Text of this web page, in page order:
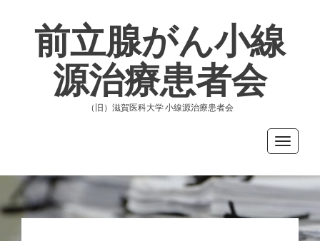
前立腺がん小線
源治療患者会
（旧）滋賀医科大学 小線源治療患者会
Toggle